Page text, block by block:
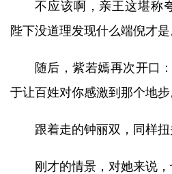
不应该啊，亲王这堪称
陛下没道理发现什么端倪才是
随后，紫若嫣再次开口
于让百姓对你感激到那个地步
跟着走的钟丽双，同样扭
刚才的情景，对她来说，